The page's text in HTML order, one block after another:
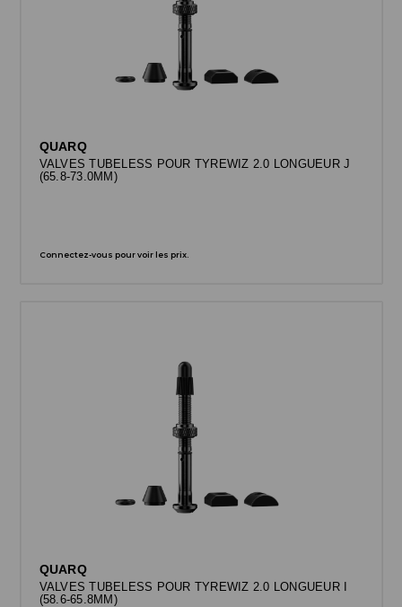
QUARQ
VALVES TUBELESS POUR TYREWIZ 2.0 LONGUEUR J
(65.8-73.0MM)
Connectez-vous pour voir les prix.
QUARQ
VALVES TUBELESS POUR TYREWIZ 2.0 LONGUEUR I
(58.6-65.8MM)